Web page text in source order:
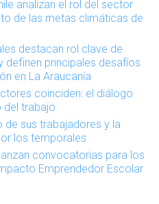
analizan el rol del sector
de las metas climáticas de
destacan rol clave de
definen principales desafíos
en La Araucanía
coinciden: el diálogo
del trabajo
sus trabajadores y la
los temporales
convocatorias para los
Emprendedor Escolar